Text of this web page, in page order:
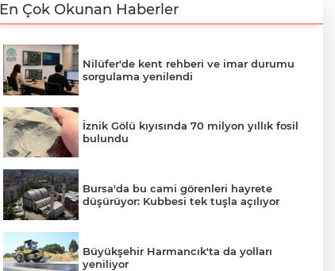
En Çok Okunan Haberler
Nilüfer'de kent rehberi ve imar durumu
sorgulama yenilendi
İznik Gölü kıyısında 70 milyon yıllık fosil
bulundu
Bursa'da bu cami görenleri hayrete
düşürüyor: Kubbesi tek tuşla açılıyor
Büyükşehir Harmancık'ta da yolları
yeniliyor